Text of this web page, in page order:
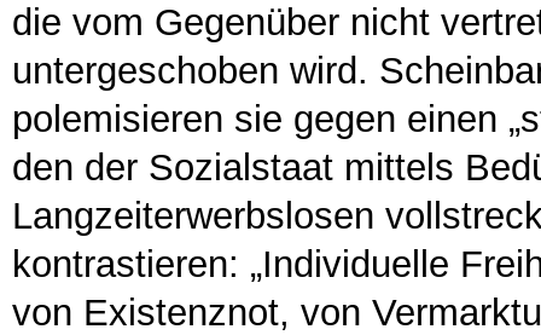
die vom Gegenüber nicht
untergeschoben wird.
polemisieren sie gegen einen
den der Sozialstaat mittels
Langzeiterwerbslosen
kontrastieren: „Individuelle
von Existenznot, von